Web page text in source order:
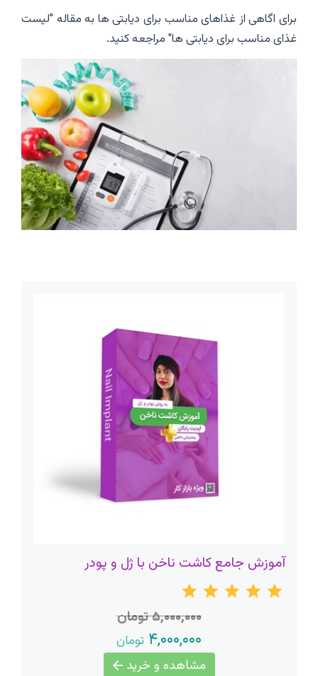
برای اگاهی از غذاهای مناسب برای دیابتی ها به مقاله "لیست
غذای مناسب برای دیابتی ها" مراجعه کنید.
آموزش جامع کاشت ناخن با ژل و پودر
۵,۰۰۰,۰۰۰ تومان
۴,۰۰۰,۰۰۰ تومان
مشاهده و خرید